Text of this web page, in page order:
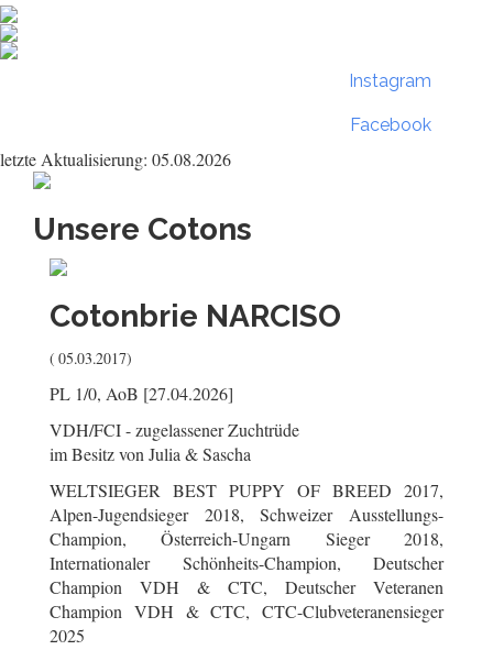
Instagram
Facebook
letzte Aktualisierung: 05.08.2026
Unsere Cotons
Cotonbrie NARCISO
( 05.03.2017)
PL 1/0, AoB [27.04.2026]
VDH/FCI - zugelassener Zuchtrüde
im Besitz von Julia & Sascha
WELTSIEGER BEST PUPPY OF BREED 2017,
Alpen-Jugendsieger 2018, Schweizer Ausstellungs-
Champion, Österreich-Ungarn Sieger 2018,
Internationaler Schönheits-Champion, Deutscher
Champion VDH & CTC, Deutscher Veteranen
Champion VDH & CTC, CTC-Clubveteranensieger
2025